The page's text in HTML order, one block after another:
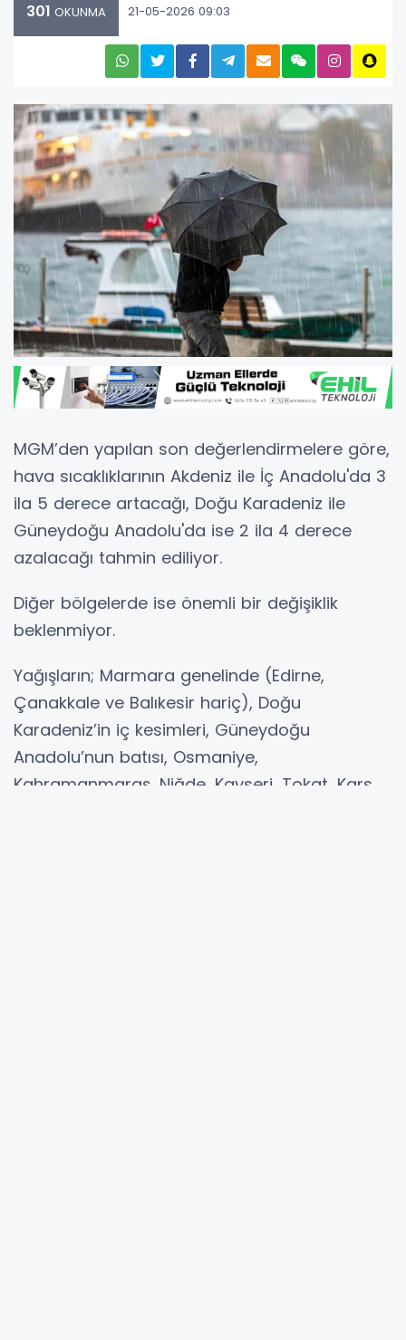
301 OKUNMA 21-05-2026 09:03
MGM’den yapılan son değerlendirmelere göre,
hava sıcaklıklarının Akdeniz ile İç Anadolu'da 3
ila 5 derece artacağı, Doğu Karadeniz ile
Güneydoğu Anadolu'da ise 2 ila 4 derece
azalacağı tahmin ediliyor.
Diğer bölgelerde ise önemli bir değişiklik
beklenmiyor.
Yağışların; Marmara genelinde (Edirne,
Çanakkale ve Balıkesir hariç), Doğu
Karadeniz’in iç kesimleri, Güneydoğu
Anadolu’nun batısı, Osmaniye,
Kahramanmaraş, Niğde, Kayseri, Tokat, Kars,